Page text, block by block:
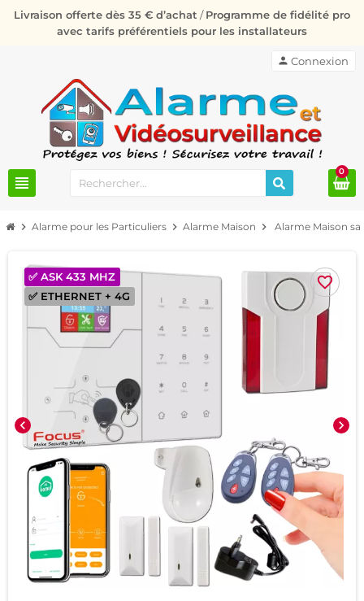
Livraison offerte dès 35 € d’achat /Programme de fidélité pro
avec tarifs préférentiels pour les installateurs
view_headline
person Connexion
0
chevron_right Alarme pour les Particuliers chevron_right Alarme Maison chevron_right Alarme Maison
favorite_border
chevron_left chevron_right
✅ ETHERNET + 4G
✅ ASK 433 MHZ